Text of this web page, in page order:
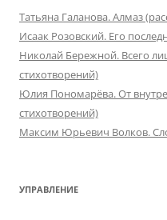
Татьяна Галанова. Алмаз
Исаак Розовский. Его
Николай Бережной. Всего
стихотворений)
Юлия Пономарёва. От
стихотворений)
Максим Юрьевич Волков.
УПРАВЛЕНИЕ